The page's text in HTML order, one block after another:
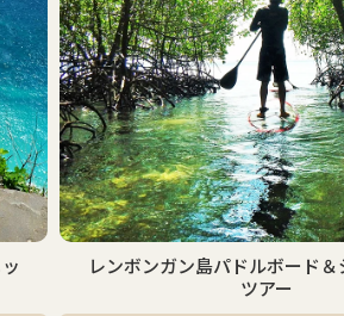
レンボンガン島パドルボード
ツアー